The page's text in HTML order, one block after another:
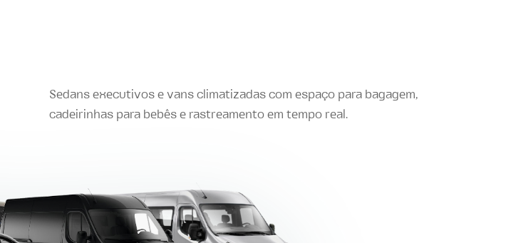
Sedans executivos e vans climatizadas com espaço para bagagem,
cadeirinhas para bebês e rastreamento em tempo real.